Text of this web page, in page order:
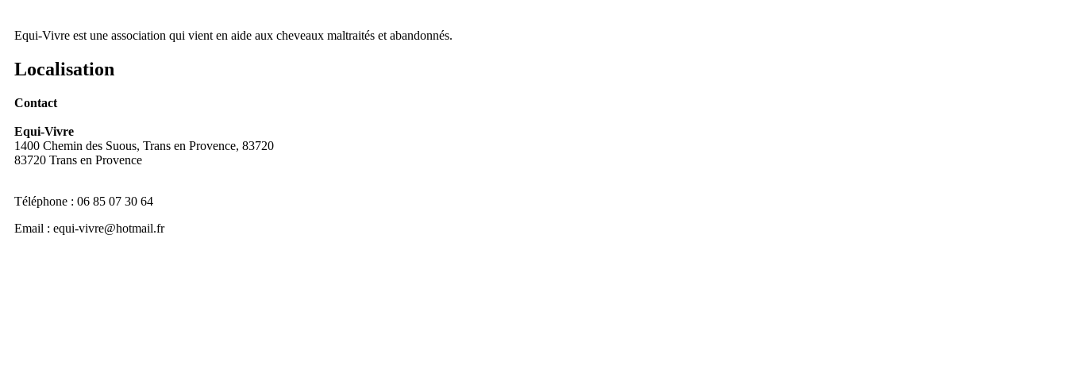
Equi-Vivre est une association qui vient en aide aux cheveaux maltraités et abandonnés.
Localisation
Contact
Equi-Vivre
1400 Chemin des Suous, Trans en Provence, 83720
83720 Trans en Provence
Téléphone : 06 85 07 30 64
Email : equi-vivre@hotmail.fr